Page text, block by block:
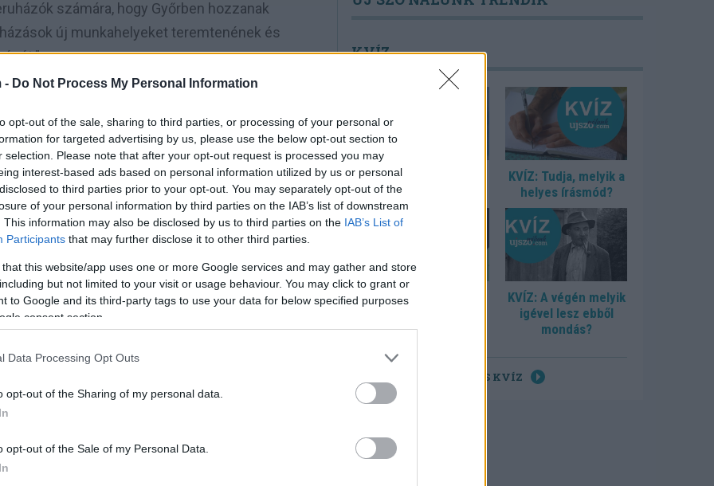
- Do Not Process My Personal Information
opt-out of the sale, sharing to third parties, or processing of your personal or
for targeted advertising by us, please use the below opt-out section to
selection. Please note that after your opt-out request is processed you may
interest-based ads based on personal information utilized by us or personal
to third parties prior to your opt-out. You may separately opt-out of the
of your personal information by third parties on the IAB’s list of downstream
This information may also be disclosed by us to third parties on the IAB’s List of
Participants that may further disclose it to other third parties.
that this website/app uses one or more Google services and may gather and store
but not limited to your visit or usage behaviour. You may click to grant or
to Google and its third-party tags to use your data for below specified purposes
consent section.
Data Processing Opt Outs
opt-out of the Sharing of my personal data.
opt-out of the Sale of my Personal Data.
számára, hogy Győrben hozzanak
új munkahelyeket teremtenének és
AZ
-OT
valakikkel szemben, hanem
határozza meg önmagát, ez a
naponta számon is kérhetnek
garantáló támaszt a Felvidék
kiadója adja. A portált helyiek
csapatnak a tagjai, akiket
érhetnek. Tiszta hangon, a régi
adva mindenkinek,
fel, és közösen keressük a
nézőpontokat. Így akik fontosnak
a magukénak érezhetik az
benne. Reméljük, hogy sokan
KVÍZ
KVÍZ: Ki született
Mikszáthfalván?
KVÍZ: Tudja, melyik a
helyes írásmód?
KVÍZ: Tudja, hol
KVÍZ: A végén melyik
igével lesz ebből
mondás?
ÖSSZES KVÍZ